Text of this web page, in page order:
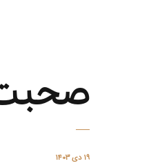
صحبت
۱۹ دی ۱۴۰۳